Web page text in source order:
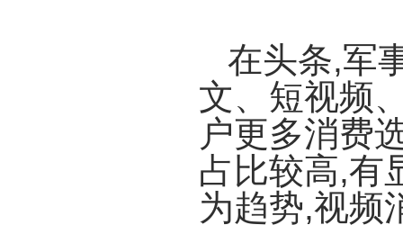
在头条,军
文、短视频
户更多消费
占比较高,有
为趋势,视频